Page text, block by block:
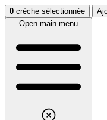
Aller au contenuAller au
0 crèche sélectionnée
Open main menu